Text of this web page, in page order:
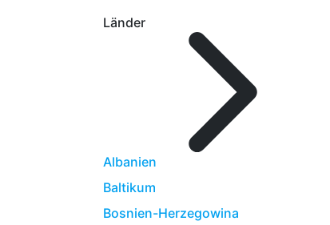
Länder
Albanien
Baltikum
Bosnien-Herzegowina